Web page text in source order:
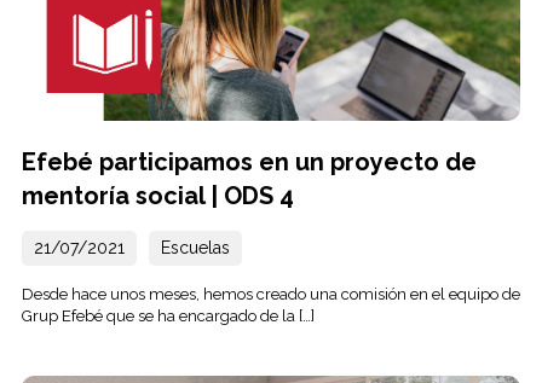
Efebé participamos en un proyecto de
mentoría social | ODS 4
21/07/2021 Escuelas
Desde hace unos meses, hemos creado una comisión en el equipo de
Grup Efebé que se ha encargado de la […]